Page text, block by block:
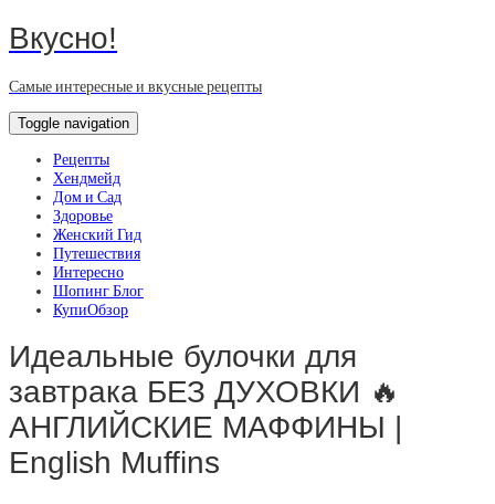
Вкусно!
Самые интересные и вкусные рецепты
Toggle navigation
Рецепты
Хендмейд
Дом и Сад
Здоровье
Женский Гид
Путешествия
Интересно
Шопинг Блог
КупиОбзор
Идеальные булочки для
завтрака БЕЗ ДУХОВКИ 🔥
АНГЛИЙСКИЕ МАФФИНЫ |
English Muffins